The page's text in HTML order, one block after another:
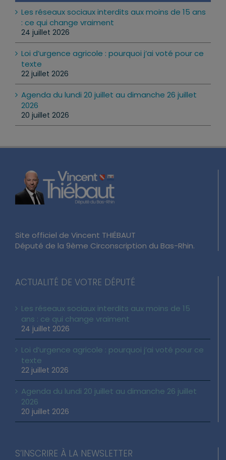
Les réseaux sociaux interdits aux moins de 15 ans
: ce qui change vraiment
24 juillet 2026
Loi d’urgence agricole : pourquoi j’ai voté pour ce
texte
22 juillet 2026
Agenda du lundi 20 juillet au dimanche 26 juillet
2026
20 juillet 2026
Site officiel de Vincent THIÉBAUT
Député de la 9ème Circonscription du Bas-Rhin.
ACTUALITÉ DE VOTRE DÉPUTÉ
Les réseaux sociaux interdits aux moins de 15
ans : ce qui change vraiment
24 juillet 2026
Loi d’urgence agricole : pourquoi j’ai voté pour ce
texte
22 juillet 2026
Agenda du lundi 20 juillet au dimanche 26 juillet
2026
20 juillet 2026
S’INSCRIRE À LA NEWSLETTER